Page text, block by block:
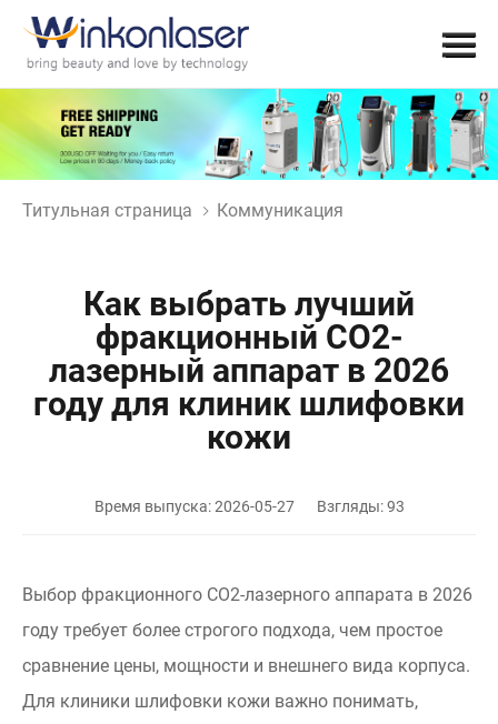
Титульная страница Коммуникация
Как выбрать лучший
фракционный СО2-
лазерный аппарат в 2026
году для клиник шлифовки
кожи
Время выпуска: 2026-05-27 Взгляды: 93
Выбор фракционного СО2-лазерного аппарата в 2026
году требует более строгого подхода, чем простое
сравнение цены, мощности и внешнего вида корпуса.
Для клиники шлифовки кожи важно понимать,